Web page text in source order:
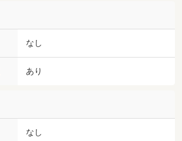
なし
あり
なし